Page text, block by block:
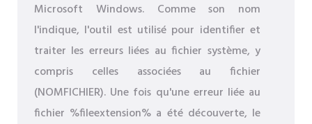
Microsoft Windows. Comme son nom
l'indique, l'outil est utilisé pour identifier et
traiter les erreurs liées au fichier système, y
compris celles associées au fichier
(NOMFICHIER). Une fois qu'une erreur liée au
fichier %fileextension% a été découverte, le